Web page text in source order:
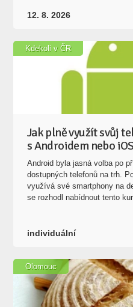
12. 8. 2026
Jak plně využít svůj
s Androidem nebo
Android byla jasná volba po
dostupných telefonů na trh.
využívá své smartphony na
se rozhodl nabídnout tento
individuální
Kdekoli v ČR
Olomouc